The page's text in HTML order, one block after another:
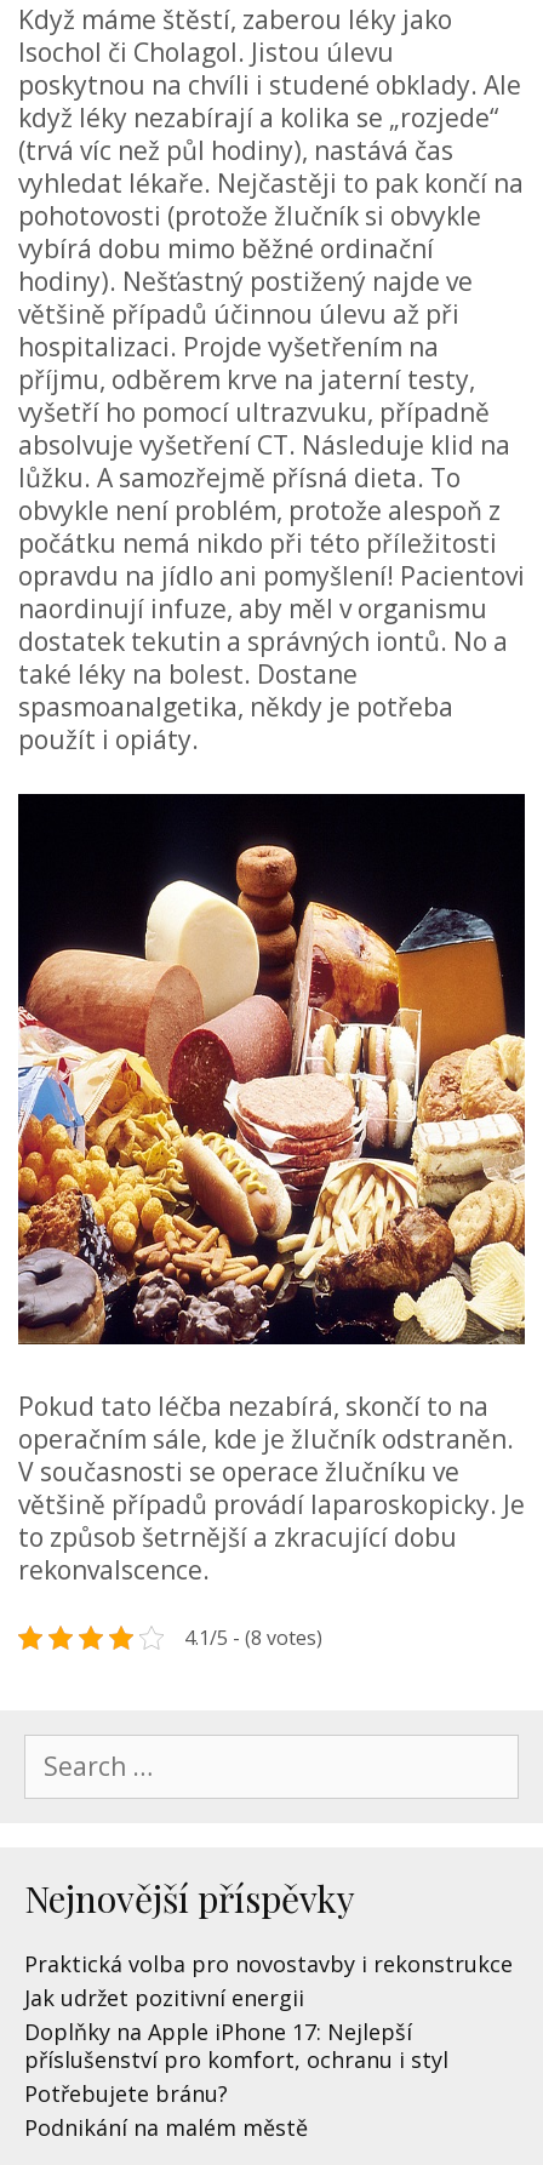
Když máme štěstí, zaberou léky jako
Isochol či Cholagol. Jistou úlevu
poskytnou na chvíli i studené obklady. Ale
když léky nezabírají a kolika se „rozjede“
(trvá víc než půl hodiny), nastává čas
vyhledat lékaře. Nejčastěji to pak končí na
pohotovosti (protože žlučník si obvykle
vybírá dobu mimo běžné ordinační
hodiny). Nešťastný postižený najde ve
většině případů účinnou úlevu až při
hospitalizaci. Projde vyšetřením na
příjmu, odběrem krve na jaterní testy,
vyšetří ho pomocí ultrazvuku, případně
absolvuje vyšetření CT. Následuje klid na
lůžku. A samozřejmě přísná dieta. To
obvykle není problém, protože alespoň z
počátku nemá nikdo při této příležitosti
opravdu na jídlo ani pomyšlení! Pacientovi
naordinují infuze, aby měl v organismu
dostatek tekutin a správných iontů. No a
také léky na bolest. Dostane
spasmoanalgetika, někdy je potřeba
použít i opiáty.
Pokud tato léčba nezabírá, skončí to na
operačním sále, kde je žlučník odstraněn.
V současnosti se operace žlučníku ve
většině případů provádí laparoskopicky. Je
to způsob šetrnější a zkracující dobu
rekonvalscence.
4.1/5 - (8 votes)
for:
Nejnovější příspěvky
Praktická volba pro novostavby i rekonstrukce
Jak udržet pozitivní energii
Doplňky na Apple iPhone 17: Nejlepší
příslušenství pro komfort, ochranu i styl
Potřebujete bránu?
Podnikání na malém městě